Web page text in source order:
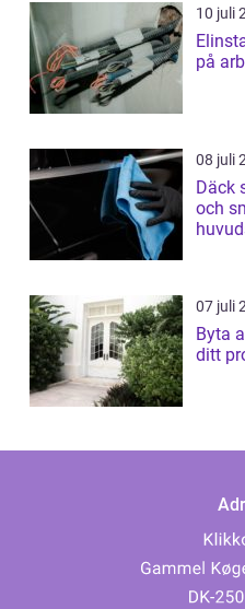
10 juli
Elinstallation
på
08 juli
Däck
och
07 juli
Byta
ditt